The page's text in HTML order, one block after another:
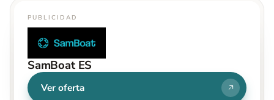
PUBLICIDAD
SamBoat ES
Ver oferta